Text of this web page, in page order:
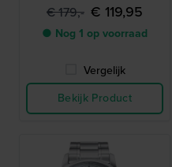
€ 179,- € 119,95
● Nog 1 op voorraad
Vergelijk
Bekijk Product